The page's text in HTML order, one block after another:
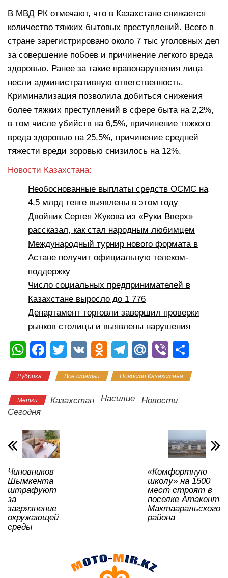
В МВД РК отмечают, что в Казахстане снижается
количество тяжких бытовых преступлений. Всего в
стране зарегистрировано около 7 тыс уголовных дел
за совершение побоев и причинение легкого вреда
здоровью. Ранее за такие правонарушения лица
несли административную ответственность.
Криминализация позволила добиться снижения
более тяжких преступлений в сфере быта на 2,2%,
в том числе убийств на 6,5%, причинение тяжкого
вреда здоровью на 25,5%, причинение средней
тяжести вреди зоровью снизилось на 12%.
Новости Казахстана:
Необоснованные выплаты средств ОСМС на
4,5 млрд тенге выявлены в этом году
Двойник Сергея Жукова из «Руки Вверх»
рассказал, как стал народным любимцем
Международный турнир нового формата в
Астане получит официальную телеком-
поддержку
Число социальных предпринимателей в
Казахстане выросло до 1 776
Департамент торговли завершил проверки
рынков столицы и выявлены нарушения
W
at
s
A
p
p
F
c
e
o
o
k
T
tt
er
V
O
n
o
T
e
gr
M
.R
u
Vi
er р
и
ть
Рубрика Все статьи Новости Казахстана
Метки Казахстан Насилие
Новости
Сегодня
Чиновников
Шымкента
штрафуют
за
загрязнение
окружающей
среды
«Комфортную
школу» на 1500
мест строят в
поселке Атакент
Мактааральского
района